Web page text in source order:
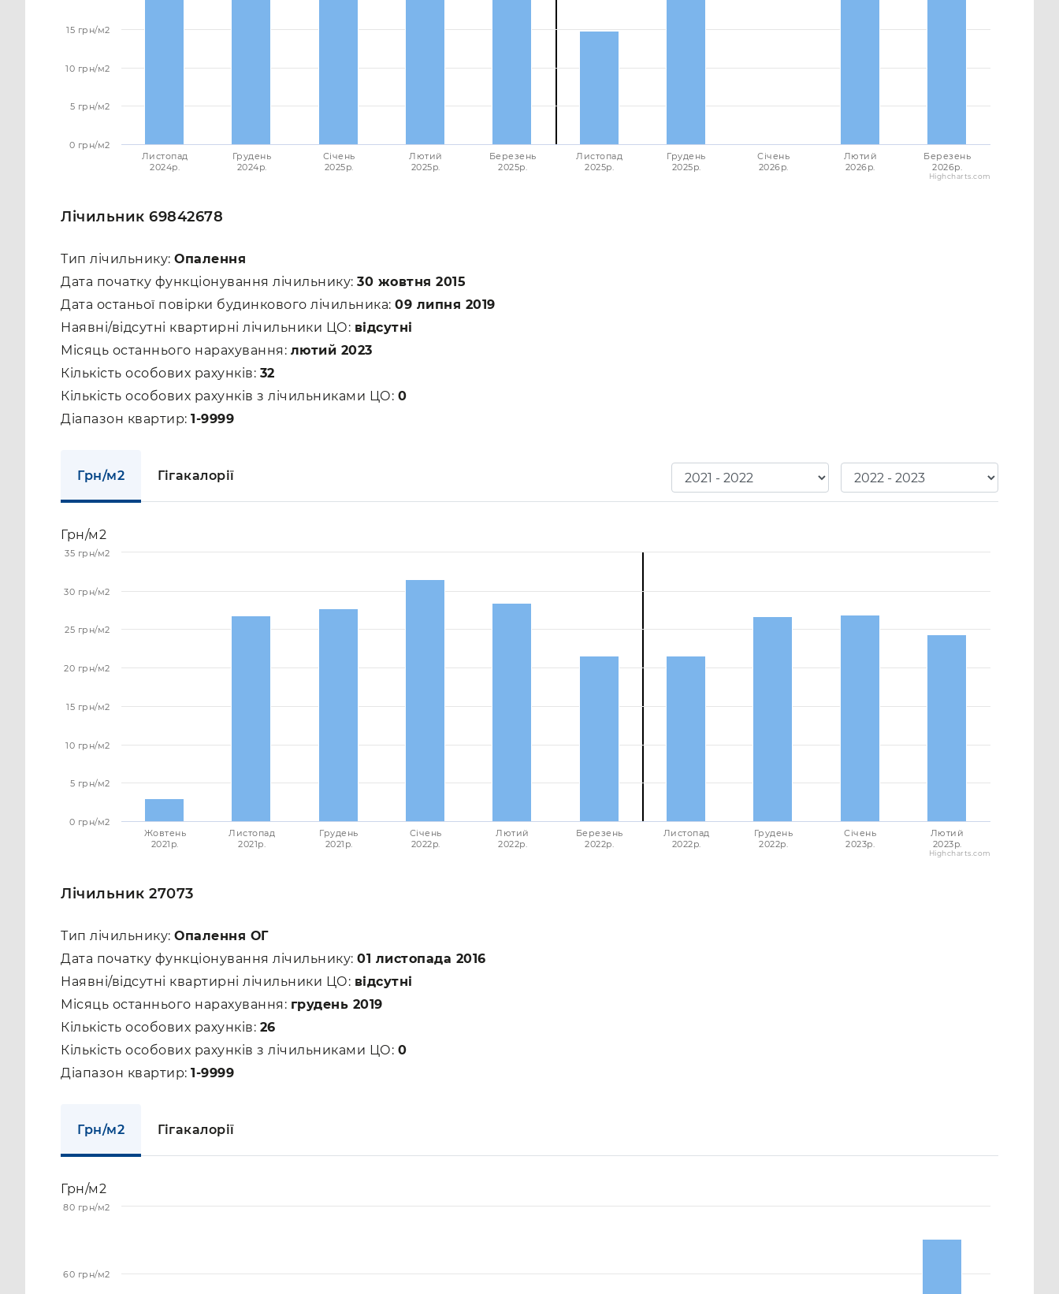
Листопад
2024p.
Грудень
2024p.
Січень
2025p.
Лютий
2025p.
Березень
2025p.
Листопад
2025p.
Грудень
2025p.
Січень
2026p.
Лютий
2026p.
Березень
2026p.
0 грн/м2
5 грн/м2
10 грн/м2
15 грн/м2
Highcharts.com
Лічильник 69842678
Тип лічильнику: Опалення
Дата початку функціонування лічильнику: 30 жовтня 2015
Дата останьої повірки будинкового лічильника: 09 липня 2019
Наявні/відсутні квартирні лічильники ЦО: відсутні
Місяць останнього нарахування: лютий 2023
Кількість особових рахунків: 32
Кількість особових рахунків з лічильниками ЦО: 0
Діапазон квартир: 1-9999
Грн/м2 Гігакалорії
Грн/м2
Жовтень
2021p.
Листопад
2021p.
Грудень
2021p.
Січень
2022p.
Лютий
2022p.
Березень
2022p.
Листопад
2022p.
Грудень
2022p.
Січень
2023p.
Лютий
2023p.
0 грн/м2
5 грн/м2
10 грн/м2
15 грн/м2
20 грн/м2
25 грн/м2
30 грн/м2
35 грн/м2
Highcharts.com
Лічильник 27073
Тип лічильнику: Опалення ОГ
Дата початку функціонування лічильнику: 01 листопада 2016
Наявні/відсутні квартирні лічильники ЦО: відсутні
Місяць останнього нарахування: грудень 2019
Кількість особових рахунків: 26
Кількість особових рахунків з лічильниками ЦО: 0
Діапазон квартир: 1-9999
Грн/м2 Гігакалорії
Грн/м2
60 грн/м2
80 грн/м2